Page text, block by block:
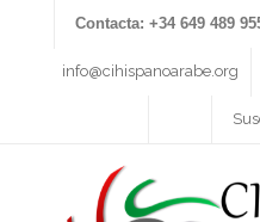
Contacta: +34 649 489
info@cihispanoarabe.org